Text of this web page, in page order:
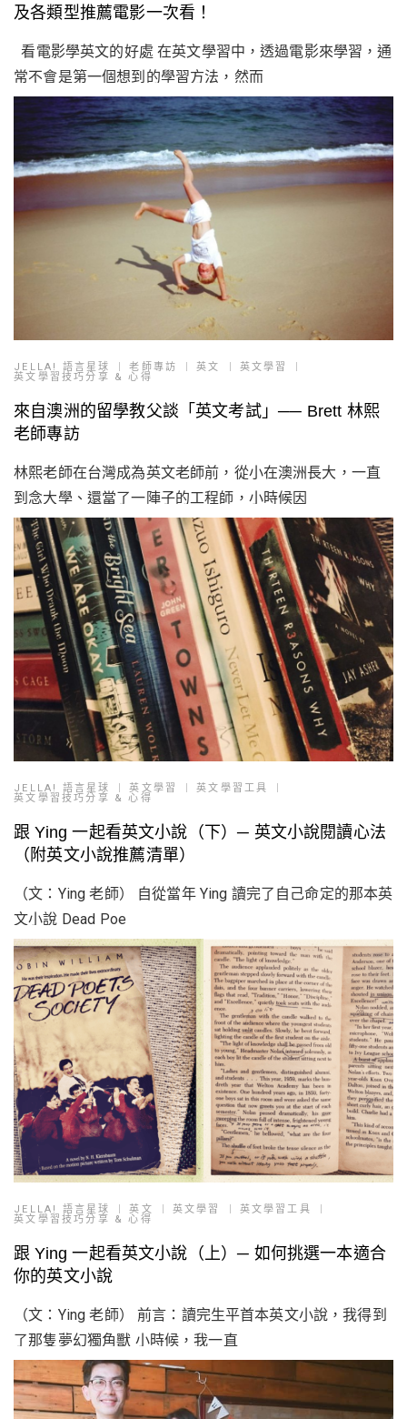
及各類型推薦電影一次看！
看電影學英文的好處 在英文學習中，透過電影來學習，通
常不會是第一個想到的學習方法，然而
JELLA! 語言星球 老師專訪 英文
英文學習
英文學習技巧分享 & 心得
來自澳洲的留學教父談「英文考試」── Brett 林熙
老師專訪
林熙老師在台灣成為英文老師前，從小在澳洲長大，一直
到念大學、還當了一陣子的工程師，小時候因
JELLA! 語言星球 英文學習
英文學習工具
英文學習技巧分享 & 心得
跟 Ying 一起看英文小說（下）─ 英文小說閱讀心法
（附英文小說推薦清單）
（文：Ying 老師） 自從當年 Ying 讀完了自己命定的那本英
文小說 Dead Poe
JELLA! 語言星球 英文 英文學習
英文學習工具
英文學習技巧分享 & 心得
跟 Ying 一起看英文小說（上）─ 如何挑選一本適合
你的英文小說
（文：Ying 老師） 前言：讀完生平首本英文小說，我得到
了那隻夢幻獨角獸 小時候，我一直